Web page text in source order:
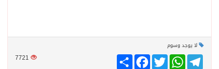
لا يوجد وسوم
7721 انشر
FacebookTwitter
WhatsAppTelegram